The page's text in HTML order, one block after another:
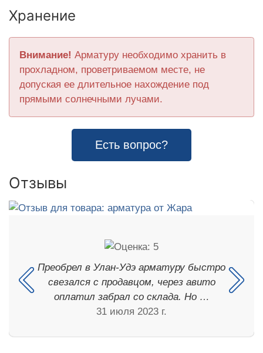
Хранение
Внимание! Арматуру необходимо хранить в
прохладном, проветриваемом месте, не
допуская ее длительное нахождение под
прямыми солнечными лучами.
Есть вопрос?
Отзывы
Преобрел в Улан-Удэ арматуру быстро
свезался с продавцом, через авито
оплатил забрал со склада. Но …
31 июля 2023 г.